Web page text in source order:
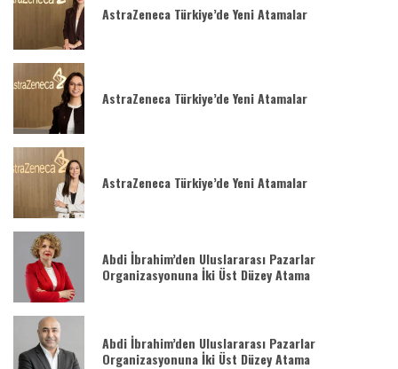
AstraZeneca Türkiye’de Yeni Atamalar
AstraZeneca Türkiye’de Yeni Atamalar
AstraZeneca Türkiye’de Yeni Atamalar
Abdi İbrahim’den Uluslararası Pazarlar
Organizasyonuna İki Üst Düzey Atama
Abdi İbrahim’den Uluslararası Pazarlar
Organizasyonuna İki Üst Düzey Atama